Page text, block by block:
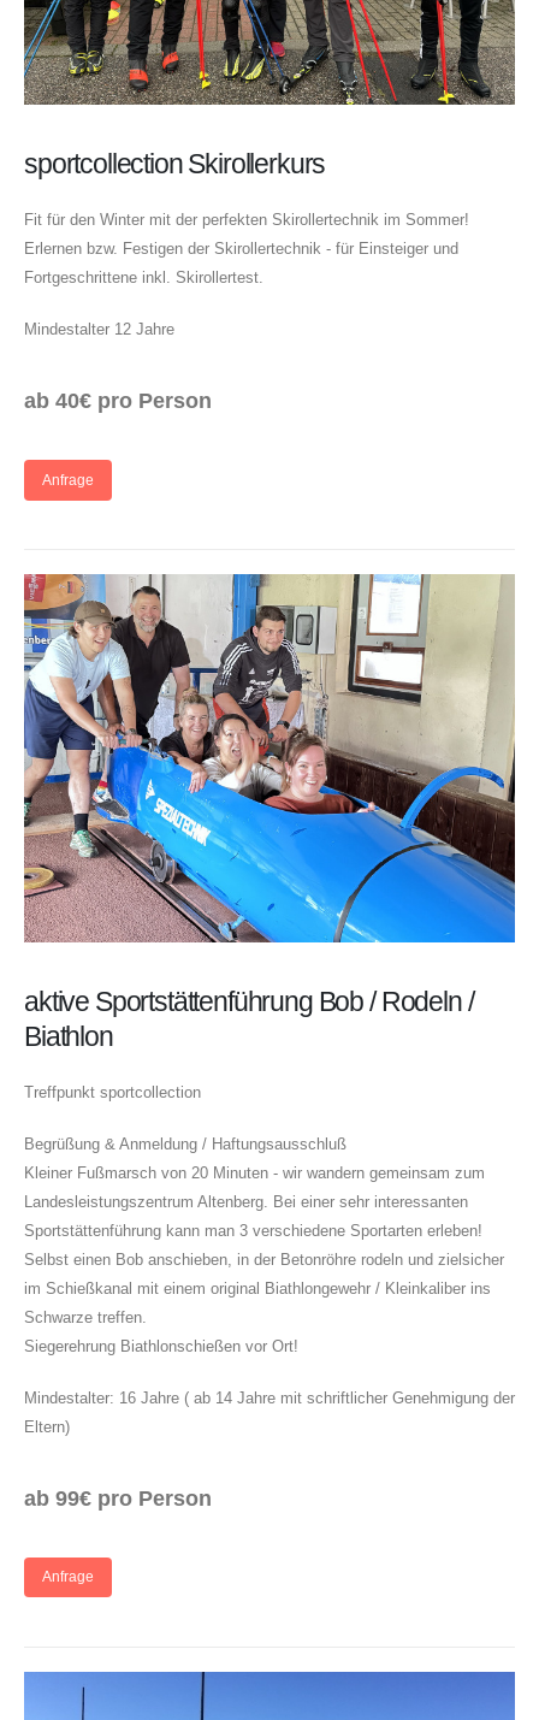
sportcollection Skirollerkurs
Fit für den Winter mit der perfekten Skirollertechnik im Sommer!
Erlernen bzw. Festigen der Skirollertechnik - für Einsteiger und
Fortgeschrittene inkl. Skirollertest.
Mindestalter 12 Jahre
ab 40€ pro Person
Anfrage
aktive Sportstättenführung Bob / Rodeln /
Biathlon
Treffpunkt sportcollection
Begrüßung & Anmeldung / Haftungsausschluß
Kleiner Fußmarsch von 20 Minuten - wir wandern gemeinsam zum
Landesleistungszentrum Altenberg. Bei einer sehr interessanten
Sportstättenführung kann man 3 verschiedene Sportarten erleben!
Selbst einen Bob anschieben, in der Betonröhre rodeln und zielsicher
im Schießkanal mit einem original Biathlongewehr / Kleinkaliber ins
Schwarze treffen.
Siegerehrung Biathlonschießen vor Ort!
Mindestalter: 16 Jahre ( ab 14 Jahre mit schriftlicher Genehmigung der
Eltern)
ab 99€ pro Person
Anfrage